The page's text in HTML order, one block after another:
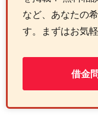
など、あなたの
す。まずはお気
借金